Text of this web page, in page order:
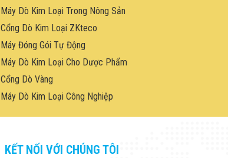
Máy Dò Kim Loại Trong Nông Sản
Cổng Dò Kim Loại ZKteco
Máy Đóng Gói Tự Động
Máy Dò Kim Loại Cho Dược Phẩm
Cổng Dò Vàng
Máy Dò Kim Loại Công Nghiệp
KẾT NỐI VỚI CHÚNG TÔI